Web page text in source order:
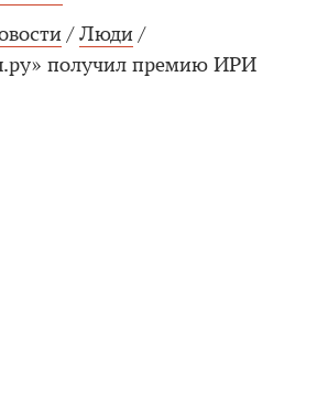
/ Люди /
получил премию ИРИ